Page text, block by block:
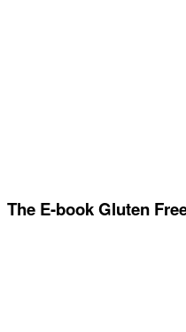
The E-book Gluten